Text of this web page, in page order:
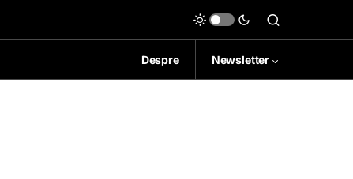
Despre Newsletter